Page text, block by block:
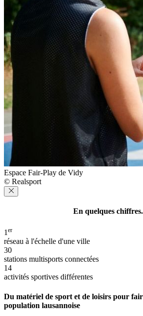
Espace Fair-Play de Vidy
© Realsport
En quelques
1 er
réseau à l'échelle d'une ville
30
stations multisports connectées
14
activités sportives différentes
Du matériel de sport et de loisirs pour
population lausannoise